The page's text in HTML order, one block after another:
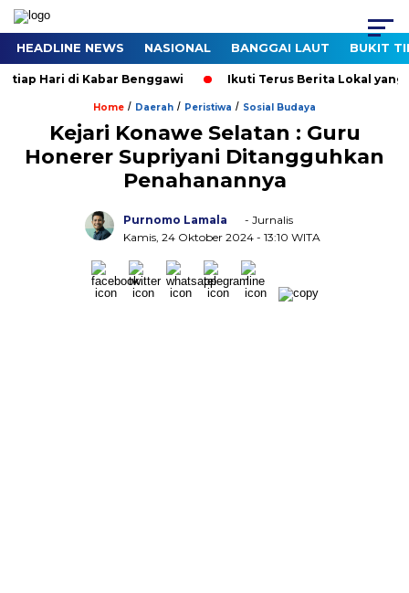
HEADLINE NEWS NASIONAL BANGGAI LAUT BUKIT
Hari di Kabar Benggawi Ikuti Terus Berita Lokal yang
Home / Daerah / Peristiwa / Sosial Budaya
Kejari Konawe Selatan : Guru
Honerer Supriyani Ditangguhkan
Penahanannya
Purnomo Lamala
- Jurnalis
Kamis, 24 Oktober 2024 - 13:10 WITA